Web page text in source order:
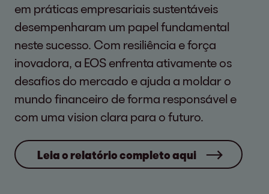
em práticas empresariais sustentáveis
desempenharam um papel fundamental
neste sucesso. Com resiliência e força
inovadora, a EOS enfrenta ativamente os
desafios do mercado e ajuda a moldar o
mundo financeiro de forma responsável e
com uma vision clara para o futuro.
Leia o relatório completo aqui